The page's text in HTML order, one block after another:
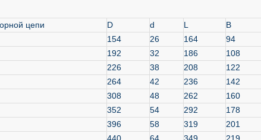
цепи D d L B
154 26 164 94
192 32 186 108
226 38 208 122
264 42 236 142
308 48 262 160
352 54 292 178
396 58 319 201